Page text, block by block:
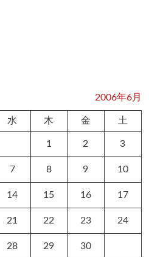
2006年6月
水 木 金 土
1 2 3
7 8 9 10
14 15 16 17
21 22 23 24
28 29 30